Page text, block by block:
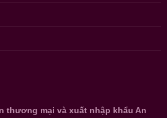
thương mại và xuất nhập khẩu An